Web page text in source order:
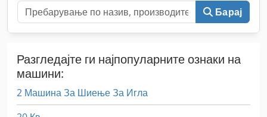
Барај
Разгледајте ги најпопуларните ознаки на
машини:
2 Машина За Шиење За Игла